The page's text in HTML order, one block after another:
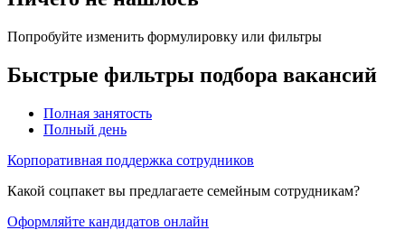
Попробуйте изменить формулировку или фильтры
Быстрые фильтры подбора вакансий
Полная занятость
Полный день
Корпоративная поддержка сотрудников
Какой соцпакет вы предлагаете семейным сотрудникам?
Оформляйте кандидатов онлайн